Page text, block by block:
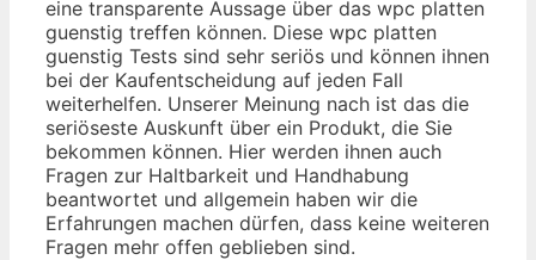
eine transparente Aussage über das wpc platten
guenstig treffen können. Diese wpc platten
guenstig Tests sind sehr seriös und können ihnen
bei der Kaufentscheidung auf jeden Fall
weiterhelfen. Unserer Meinung nach ist das die
seriöseste Auskunft über ein Produkt, die Sie
bekommen können. Hier werden ihnen auch
Fragen zur Haltbarkeit und Handhabung
beantwortet und allgemein haben wir die
Erfahrungen machen dürfen, dass keine weiteren
Fragen mehr offen geblieben sind.